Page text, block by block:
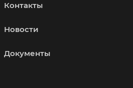
Контакты
Новости
Документы